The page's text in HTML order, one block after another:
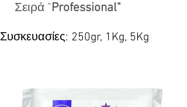
Σειρά "Professional"
Συσκευασίες: 250gr, 1Kg, 5Kg